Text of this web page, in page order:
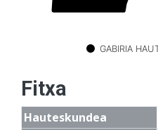
GABIRIA
Fitxa
Hauteskundea